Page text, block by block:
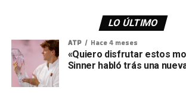
LO ÚLTIMO
ATP Hace 4 meses
«Quiero disfrutar estos
Sinner habló trás una